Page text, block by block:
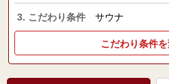
3. こだわり条件 サウナ
こだわり条件